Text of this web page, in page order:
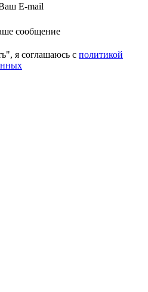
E-mail
сообщение
я соглашаюсь с политикой